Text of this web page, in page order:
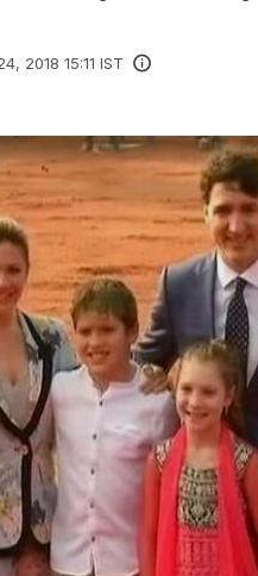
2018 15:11 IST